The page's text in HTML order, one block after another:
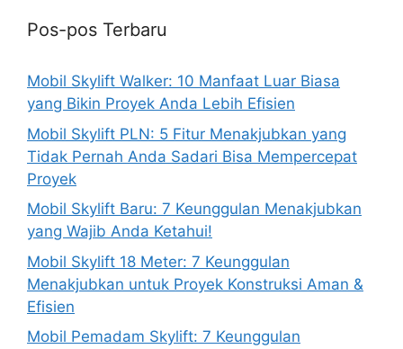
Pos-pos Terbaru
Mobil Skylift Walker: 10 Manfaat Luar Biasa
yang Bikin Proyek Anda Lebih Efisien
Mobil Skylift PLN: 5 Fitur Menakjubkan yang
Tidak Pernah Anda Sadari Bisa Mempercepat
Proyek
Mobil Skylift Baru: 7 Keunggulan Menakjubkan
yang Wajib Anda Ketahui!
Mobil Skylift 18 Meter: 7 Keunggulan
Menakjubkan untuk Proyek Konstruksi Aman &
Efisien
Mobil Pemadam Skylift: 7 Keunggulan